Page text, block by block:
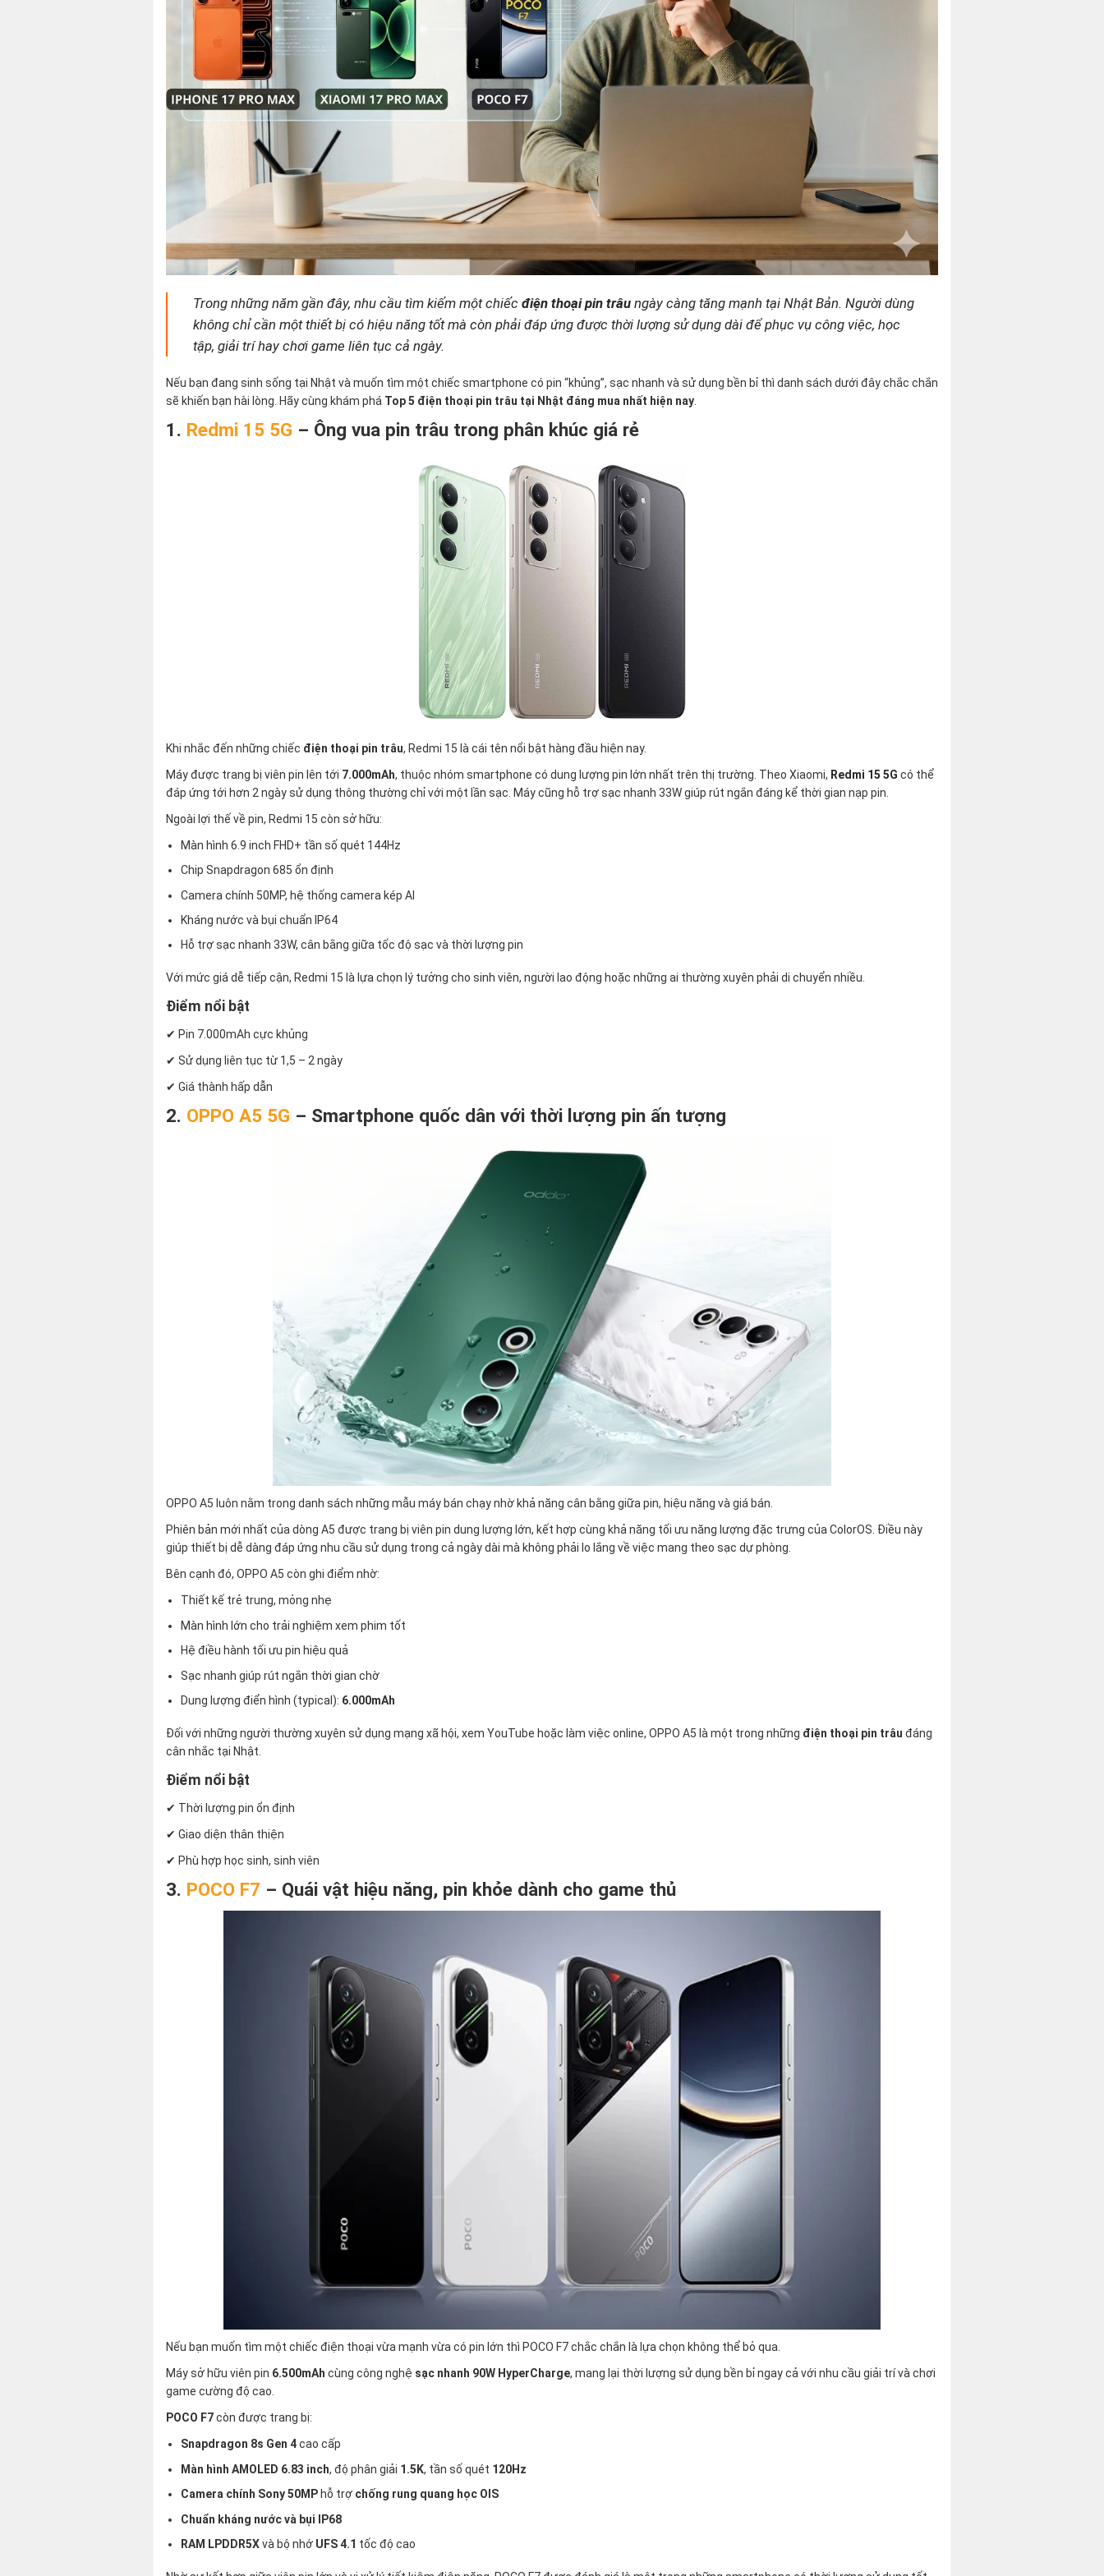
Trong những năm gần đây, nhu cầu tìm kiếm một chiếcđiện thoại pin trâu ngày càng tăng mạnh tại Nhật Bản. Người dùng
không chỉ cần một thiết bị có hiệu năng tốt mà còn phải đáp ứng được thời lượng sử dụng dài để phục vụ công việc, học
tập, giải trí hay chơi game liên tục cả ngày.
Nếu bạn đang sinh sống tại Nhật và muốn tìm một chiếc smartphone có pin “khủng”, sạc nhanh và sử dụng bền bỉ thì danh sách dưới đây chắc chắn
sẽ khiến bạn hài lòng. Hãy cùng khám phá Top 5 điện thoại pin trâu tại Nhật đáng mua nhất hiện nay.
1. Redmi 15 5G – Ông vua pin trâu trong phân khúc giá rẻ
Khi nhắc đến những chiếc điện thoại pin trâu, Redmi 15 là cái tên nổi bật hàng đầu hiện nay.
Máy được trang bị viên pin lên tới 7.000mAh, thuộc nhóm smartphone có dung lượng pin lớn nhất trên thị trường. Theo Xiaomi, Redmi 15 5G có thể
đáp ứng tới hơn 2 ngày sử dụng thông thường chỉ với một lần sạc. Máy cũng hỗ trợ sạc nhanh 33W giúp rút ngắn đáng kể thời gian nạp pin.
Ngoài lợi thế về pin, Redmi 15 còn sở hữu:
Màn hình 6.9 inch FHD+ tần số quét 144Hz
Chip Snapdragon 685 ổn định
Camera chính 50MP, hệ thống camera kép AI
Kháng nước và bụi chuẩn IP64
Hỗ trợ sạc nhanh 33W, cân bằng giữa tốc độ sạc và thời lượng pin
Với mức giá dễ tiếp cận, Redmi 15 là lựa chọn lý tưởng cho sinh viên, người lao động hoặc những ai thường xuyên phải di chuyển nhiều.
Điểm nổi bật
✔ Pin 7.000mAh cực khủng
✔ Sử dụng liên tục từ 1,5 – 2 ngày
✔ Giá thành hấp dẫn
2. OPPO A5 5G – Smartphone quốc dân với thời lượng pin ấn tượng
OPPO A5 luôn nằm trong danh sách những mẫu máy bán chạy nhờ khả năng cân bằng giữa pin, hiệu năng và giá bán.
Phiên bản mới nhất của dòng A5 được trang bị viên pin dung lượng lớn, kết hợp cùng khả năng tối ưu năng lượng đặc trưng của ColorOS. Điều này
giúp thiết bị dễ dàng đáp ứng nhu cầu sử dụng trong cả ngày dài mà không phải lo lắng về việc mang theo sạc dự phòng.
Bên cạnh đó, OPPO A5 còn ghi điểm nhờ:
Thiết kế trẻ trung, mỏng nhẹ
Màn hình lớn cho trải nghiệm xem phim tốt
Hệ điều hành tối ưu pin hiệu quả
Sạc nhanh giúp rút ngắn thời gian chờ
Dung lượng điển hình (typical): 6.000mAh
Đối với những người thường xuyên sử dụng mạng xã hội, xem YouTube hoặc làm việc online, OPPO A5 là một trong những điện thoại pin trâu đáng
cân nhắc tại Nhật.
Điểm nổi bật
✔ Thời lượng pin ổn định
✔ Giao diện thân thiện
✔ Phù hợp học sinh, sinh viên
3. POCO F7 – Quái vật hiệu năng, pin khỏe dành cho game thủ
Nếu bạn muốn tìm một chiếc điện thoại vừa mạnh vừa có pin lớn thì POCO F7 chắc chắn là lựa chọn không thể bỏ qua.
Máy sở hữu viên pin 6.500mAh cùng công nghệ sạc nhanh 90W HyperCharge, mang lại thời lượng sử dụng bền bỉ ngay cả với nhu cầu giải trí và chơi
game cường độ cao.
POCO F7còn được trang bị:
Snapdragon 8s Gen 4cao cấp
Màn hình AMOLED 6.83 inch, độ phân giải 1.5K, tần số quét 120Hz
Camera chính Sony 50MP hỗ trợ chống rung quang học OIS
Chuẩn kháng nước và bụi IP68
RAM LPDDR5Xvà bộ nhớ UFS 4.1 tốc độ cao